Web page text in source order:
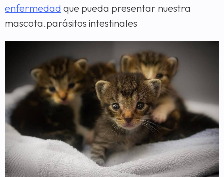
enfermedad que pueda presentar nuestra
mascota.parásitos intestinales